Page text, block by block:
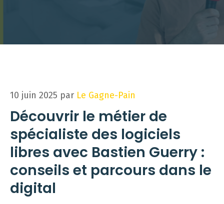
10 juin 2025 par Le Gagne-Pain
Découvrir le métier de
spécialiste des logiciels
libres avec Bastien Guerry :
conseils et parcours dans le
digital